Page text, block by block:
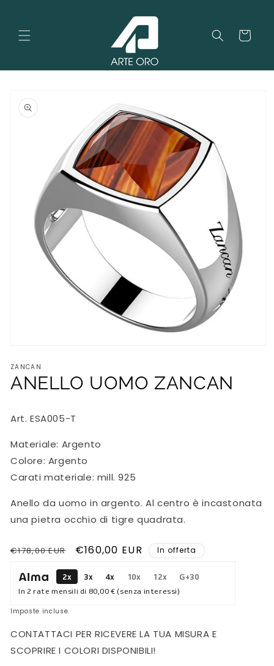
Carrello
informazioni
sul
prodotto
multimediali
in
ZANCAN
ANELLO UOMO ZANCAN
Art. ESA005-T
Materiale: Argento
Colore: Argento
Carati materiale: mill. 925
Anello da uomo in argento. Al centro è incastonata
una pietra occhio di tigre quadrata.
Prezzo
listino
€178,00 EUR
Prezzo
€160,00 EUR In offerta
2x 3x 4x 10x 12x
G+30
In 2 rate mensili di 80,00 € (senza interessi)
Imposte incluse.
CONTATTACI PER RICEVERE LA TUA MISURA E
SCOPRIRE I COLORI DISPONIBILI!